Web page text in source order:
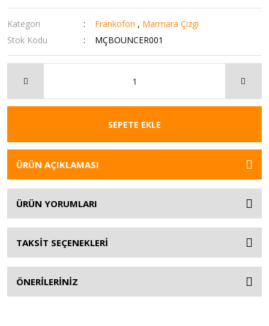
Kategori Frankofon , Marmara Çizgi
Stok Kodu
MÇBOUNCER001
SEPETE EKLE
ÜRÜN AÇIKLAMASI
ÜRÜN YORUMLARI
TAKSİT SEÇENEKLERİ
ÖNERİLERİNİZ